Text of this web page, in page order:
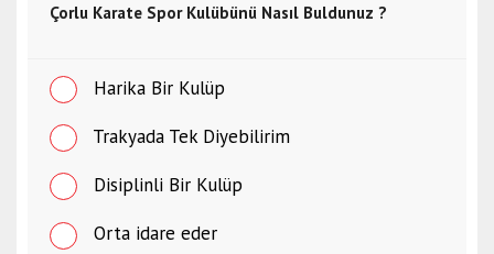
Çorlu Karate Spor Kulübünü Nasıl Buldunuz ?
Harika Bir Kulüp
Trakyada Tek Diyebilirim
Disiplinli Bir Kulüp
Orta idare eder